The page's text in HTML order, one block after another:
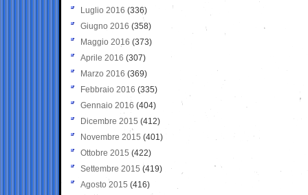
Luglio 2016 (336)
Giugno 2016 (358)
Maggio 2016 (373)
Aprile 2016 (307)
Marzo 2016 (369)
Febbraio 2016 (335)
Gennaio 2016 (404)
Dicembre 2015 (412)
Novembre 2015 (401)
Ottobre 2015 (422)
Settembre 2015 (419)
Agosto 2015 (416)